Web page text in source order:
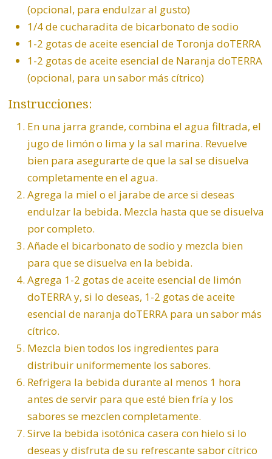
(opcional, para endulzar al gusto)
1/4 de cucharadita de bicarbonato de sodio
1-2 gotas de aceite esencial de Toronja doTERRA
1-2 gotas de aceite esencial de Naranja doTERRA
(opcional, para un sabor más cítrico)
Instrucciones:
En una jarra grande, combina el agua filtrada, el
jugo de limón o lima y la sal marina. Revuelve
bien para asegurarte de que la sal se disuelva
completamente en el agua.
Agrega la miel o el jarabe de arce si deseas
endulzar la bebida. Mezcla hasta que se disuelva
por completo.
Añade el bicarbonato de sodio y mezcla bien
para que se disuelva en la bebida.
Agrega 1-2 gotas de aceite esencial de limón
doTERRA y, si lo deseas, 1-2 gotas de aceite
esencial de naranja doTERRA para un sabor más
cítrico.
Mezcla bien todos los ingredientes para
distribuir uniformemente los sabores.
Refrigera la bebida durante al menos 1 hora
antes de servir para que esté bien fría y los
sabores se mezclen completamente.
Sirve la bebida isotónica casera con hielo si lo
deseas y disfruta de su refrescante sabor cítrico